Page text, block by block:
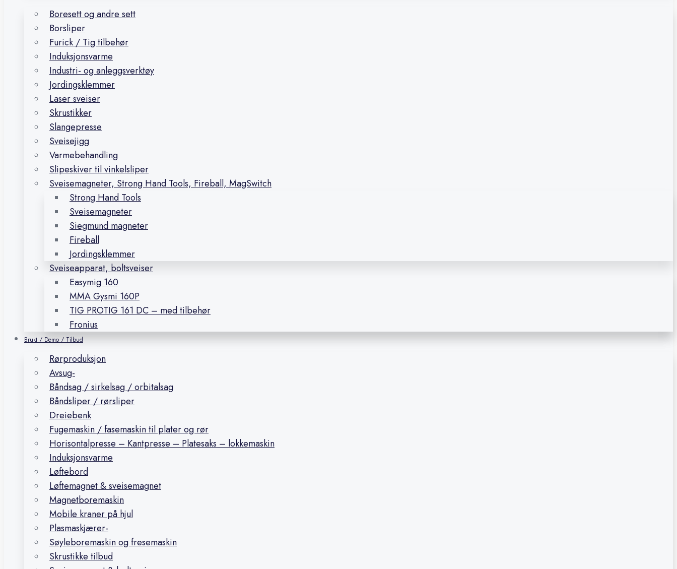
Boresett og andre sett
Borsliper
Furick / Tig tilbehør
Induksjonsvarme
Industri- og anleggsverktøy
Jordingsklemmer
Laser sveiser
Skrustikker
Slangepresse
Sveisejigg
Varmebehandling
Slipeskiver til vinkelsliper
Sveisemagneter, Strong Hand Tools, Fireball, MagSwitch
Strong Hand Tools
Sveisemagneter
Siegmund magneter
Fireball
Jordingsklemmer
Sveiseapparat, boltsveiser
Easymig 160
MMA Gysmi 160P
TIG PROTIG 161 DC – med tilbehør
Fronius
Brukt / Demo / Tilbud
Rørproduksjon
Avsug-
Båndsag / sirkelsag / orbitalsag
Båndsliper / rørsliper
Dreiebenk
Fugemaskin / fasemaskin til plater og rør
Horisontalpresse – Kantpresse – Platesaks – lokkemaskin
Induksjonsvarme
Løftebord
Løftemagnet & sveisemagnet
Magnetboremaskin
Mobile kraner på hjul
Plasmaskjærer-
Søyleboremaskin og fresemaskin
Skrustikke tilbud